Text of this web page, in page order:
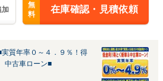
無
料
在庫確認・見積依頼
質年率０～４．９％！得
中古車ローン■